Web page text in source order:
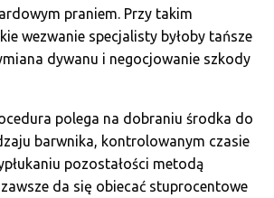
praniem. Przy takim
wezwanie specjalisty byłoby tańsze
dywanu i negocjowanie szkody
polega na dobraniu środka do
barwnika, kontrolowanym czasie
pozostałości metodą
da się obiecać stuprocentowe